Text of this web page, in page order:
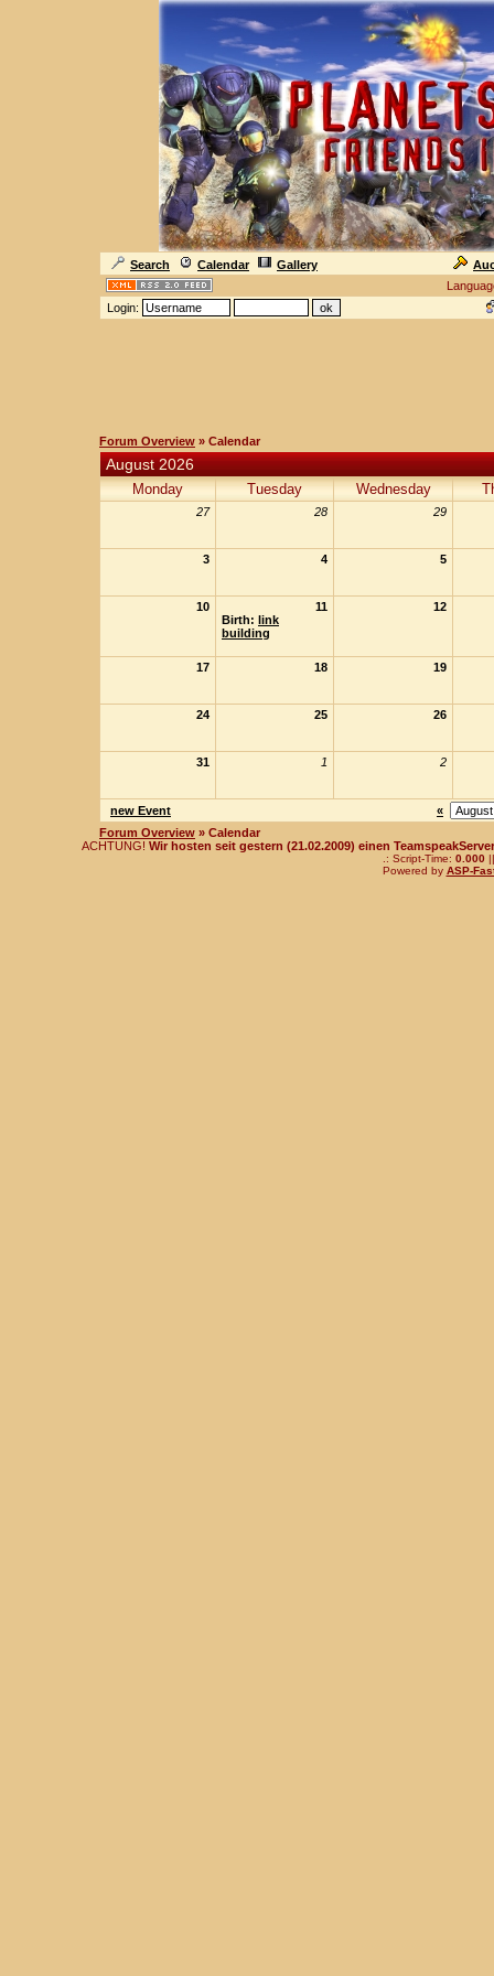
Search Calendar Gallery
Login:
Forum Overview » Calendar
August 2026
Monday Tuesday Wednesday
27 28 29
3 4 5
10
11
Birth: link
building
12
17 18 19
24 25 26
31 1 2
new Event
«
Forum Overview » Calendar
ACHTUNG! Wir hosten seit gestern (21.02.2009) einen
.: Script-Time: 0.000||
Powered by ASP-